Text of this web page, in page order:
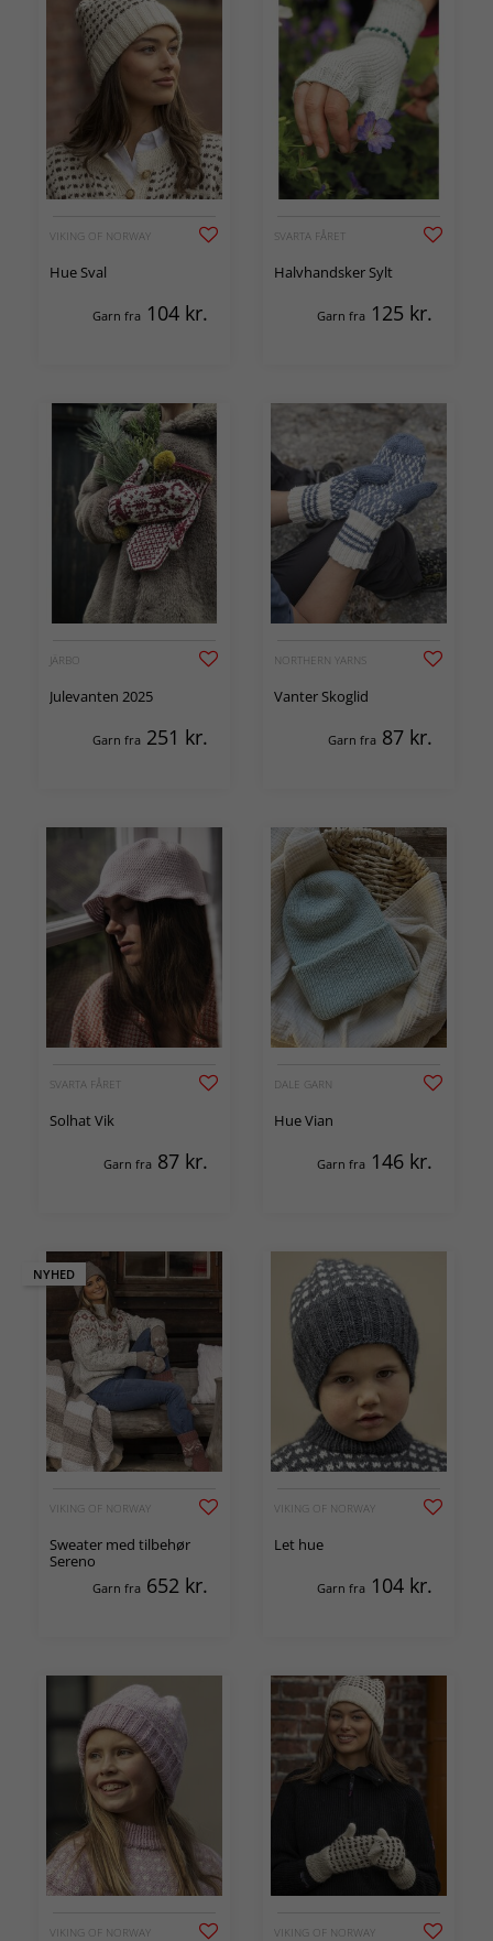
VIKING OF NORWAY
Hue Sval
Garn fra 104 kr.
SVARTA FÅRET
Halvhandsker Sylt
Garn fra 125 kr.
JÄRBO
Julevanten 2025
Garn fra 251 kr.
NORTHERN YARNS
Vanter Skoglid
Garn fra 87 kr.
SVARTA FÅRET
Solhat Vik
Garn fra 87 kr.
DALE GARN
Hue Vian
Garn fra 146 kr.
NYHED
VIKING OF NORWAY
Sweater med tilbehør
Sereno
Garn fra 652 kr.
VIKING OF NORWAY
Let hue
Garn fra 104 kr.
VIKING OF NORWAY VIKING OF NORWAY